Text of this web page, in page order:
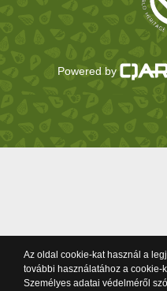
Powered by
Az oldal cookie-kat használ a
további használatához a cookie-
Személyes adatai védelméről